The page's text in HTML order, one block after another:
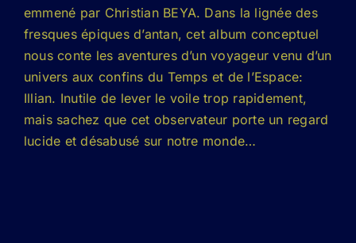
emmené par Christian BEYA. Dans la lignée des
fresques épiques d’antan, cet album conceptuel
nous conte les aventures d’un voyageur venu d’un
univers aux confins du Temps et de l’Espace:
Illian. Inutile de lever le voile trop rapidement,
mais sachez que cet observateur porte un regard
lucide et désabusé sur notre monde…